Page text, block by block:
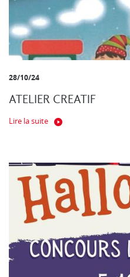
28/10/24
ATELIER CREATIF
Lire la suite